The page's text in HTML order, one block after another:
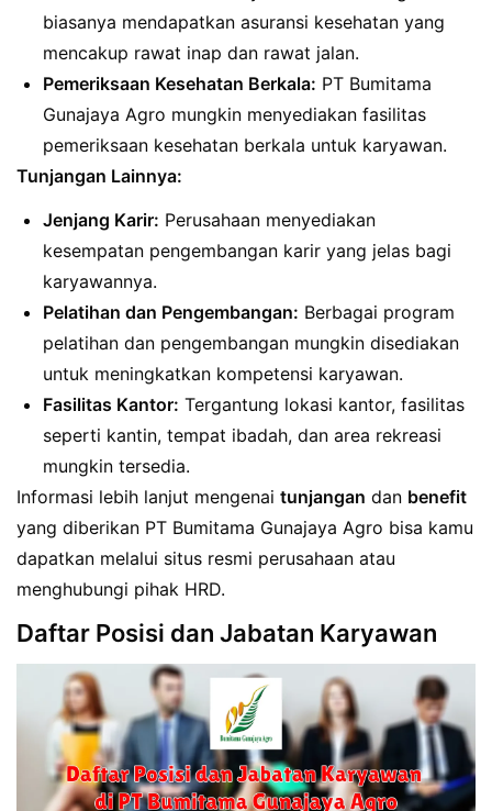
biasanya mendapatkan asuransi kesehatan yang
mencakup rawat inap dan rawat jalan.
Pemeriksaan Kesehatan Berkala: PT Bumitama
Gunajaya Agro mungkin menyediakan fasilitas
pemeriksaan kesehatan berkala untuk karyawan.
Tunjangan Lainnya:
Jenjang Karir: Perusahaan menyediakan
kesempatan pengembangan karir yang jelas bagi
karyawannya.
Pelatihan dan Pengembangan: Berbagai program
pelatihan dan pengembangan mungkin disediakan
untuk meningkatkan kompetensi karyawan.
Fasilitas Kantor: Tergantung lokasi kantor, fasilitas
seperti kantin, tempat ibadah, dan area rekreasi
mungkin tersedia.
Informasi lebih lanjut mengenai tunjangan dan benefit
yang diberikan PT Bumitama Gunajaya Agro bisa kamu
dapatkan melalui situs resmi perusahaan atau
menghubungi pihak HRD.
Daftar Posisi dan Jabatan Karyawan